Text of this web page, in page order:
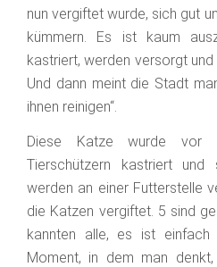
nun vergiftet wurde, sich gut
kümmern. Es ist kaum
kastriert, werden versorgt und
Und dann meint die Stadt
ihnen reinigen“.
Diese Katze wurde vor
Tierschützern kastriert
werden an einer Futterstelle
die Katzen vergiftet. 5 sind
kannten alle, es ist einfach
Moment, in dem man